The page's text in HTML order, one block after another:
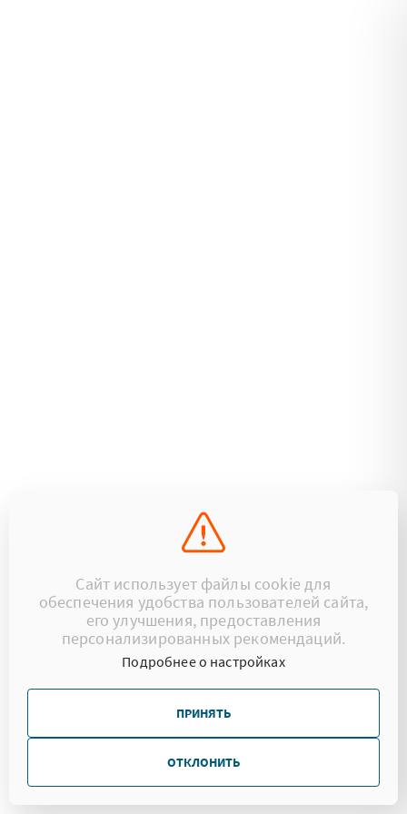
Сайт использует файлы cookie для
обеспечения удобства пользователей сайта,
его улучшения, предоставления
персонализированных рекомендаций.
Подробнее о настройках
ПРИНЯТЬ
ОТКЛОНИТЬ